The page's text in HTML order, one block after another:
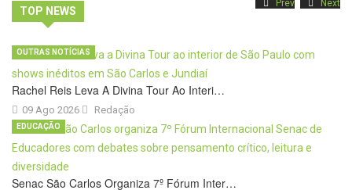
TOP NEWS
Prev Next
Rachel Reis Leva A Divina Tour Ao Interi…
09 Ago 2026
OUTRAS NOTÍCIAS
Redação
Senac São Carlos Organiza 7º Fórum Inter…
EDUCAÇÃO